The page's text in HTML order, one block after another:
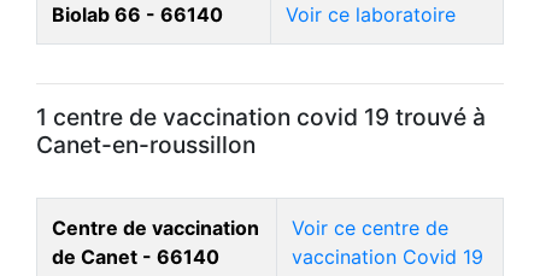
Biolab 66 - 66140 Voir ce laboratoire
1 centre de vaccination covid 19 trouvé à
Canet-en-roussillon
Centre de vaccination
de Canet - 66140
Voir ce centre de
vaccination Covid 19